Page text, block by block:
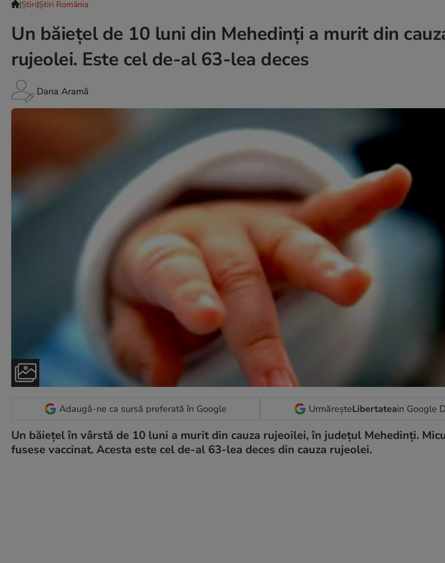
|Ştiri|Știri România
Un băiețel de 10 luni din Mehedinți a murit din
rujeolei. Este cel de-al 63-lea deces
Dana Aramă
Adaugă-ne ca sursă preferată în Google UrmăreșteLibertateain Google
Un băiețel în vârstă de 10 luni a murit din cauza rujeoilei, în județul Mehedinți.
fusese vaccinat. Acesta este cel de-al 63-lea deces din cauza rujeolei.